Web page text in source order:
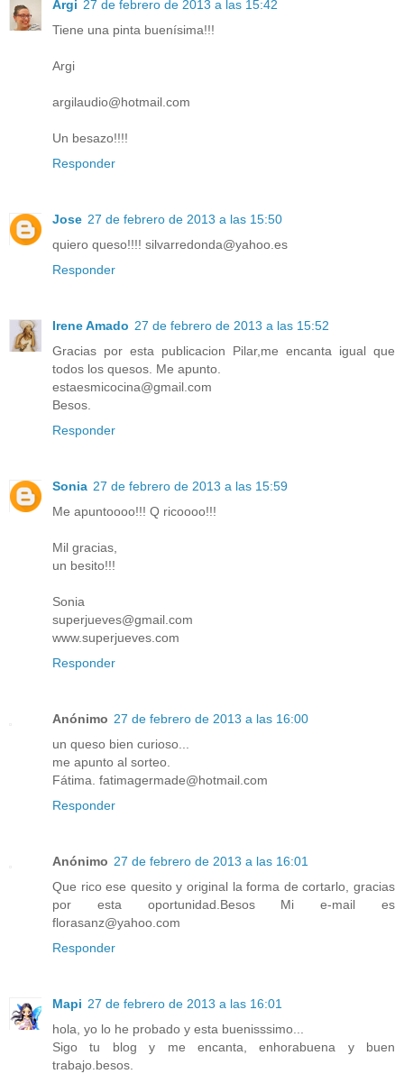
Argi 27 de febrero de 2013 a las 15:42
Tiene una pinta buenísima!!!
Argi
argilaudio@hotmail.com
Un besazo!!!!
Responder
Jose 27 de febrero de 2013 a las 15:50
quiero queso!!!! silvarredonda@yahoo.es
Responder
Irene Amado 27 de febrero de 2013 a las 15:52
Gracias por esta publicacion Pilar,me encanta igual que
todos los quesos. Me apunto.
estaesmicocina@gmail.com
Besos.
Responder
Sonia 27 de febrero de 2013 a las 15:59
Me apuntoooo!!! Q ricoooo!!!
Mil gracias,
un besito!!!
Sonia
superjueves@gmail.com
www.superjueves.com
Responder
Anónimo 27 de febrero de 2013 a las 16:00
un queso bien curioso...
me apunto al sorteo.
Fátima. fatimagermade@hotmail.com
Responder
Anónimo 27 de febrero de 2013 a las 16:01
Que rico ese quesito y original la forma de cortarlo, gracias
por esta oportunidad.Besos Mi e-mail es
florasanz@yahoo.com
Responder
Mapi 27 de febrero de 2013 a las 16:01
hola, yo lo he probado y esta buenisssimo...
Sigo tu blog y me encanta, enhorabuena y buen
trabajo.besos.